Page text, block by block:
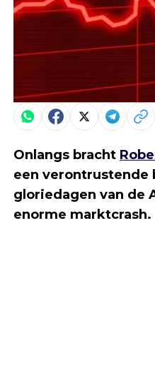
Onlangs bracht
een verontrustende
gloriedagen van de
enorme marktcrash.